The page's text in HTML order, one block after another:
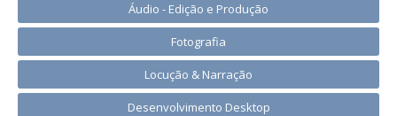
Áudio - Edição e Produção
Fotografia
Locução & Narração
Desenvolvimento Desktop